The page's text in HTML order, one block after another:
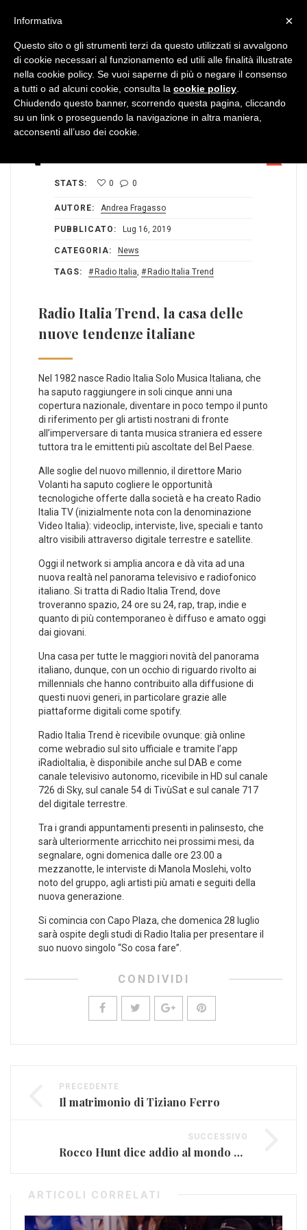
STATS: 0 0
AUTORE: Andrea Fragasso
PUBBLICATO: Lug 16, 2019
CATEGORIA: News
TAGS: Radio Italia Radio Italia Trend
Radio Italia Trend, la casa delle
nuove tendenze italiane
Nel 1982 nasce Radio Italia Solo Musica Italiana, che
ha saputo raggiungere in soli cinque anni una
copertura nazionale, diventare in poco tempo il punto
di riferimento per gli artisti nostrani di fronte
all’imperversare di tanta musica straniera ed essere
tuttora tra le emittenti più ascoltate del Bel Paese.
Alle soglie del nuovo millennio, il direttore Mario
Volanti ha saputo cogliere le opportunità
tecnologiche offerte dalla società e ha creato Radio
Italia TV (inizialmente nota con la denominazione
Video Italia): videoclip, interviste, live, speciali e tanto
altro visibili attraverso digitale terrestre e satellite.
Oggi il network si amplia ancora e dà vita ad una
nuova realtà nel panorama televisivo e radiofonico
italiano. Si tratta di Radio Italia Trend, dove
troveranno spazio, 24 ore su 24, rap, trap, indie e
quanto di più contemporaneo è diffuso e amato oggi
dai giovani.
Una casa per tutte le maggiori novità del panorama
italiano, dunque, con un occhio di riguardo rivolto ai
millennials che hanno contribuito alla diffusione di
questi nuovi generi, in particolare grazie alle
piattaforme digitali come spotify.
Radio Italia Trend è ricevibile ovunque: già online
come webradio sul sito ufficiale e tramite l’app
iRadioItalia, è disponibile anche sul DAB e come
canale televisivo autonomo, ricevibile in HD sul canale
726 di Sky, sul canale 54 di TivùSat e sul canale 717
del digitale terrestre.
Tra i grandi appuntamenti presenti in palinsesto, che
sarà ulteriormente arricchito nei prossimi mesi, da
segnalare, ogni domenica dalle ore 23.00 a
mezzanotte, le interviste di Manola Moslehi, volto
noto del gruppo, agli artisti più amati e seguiti della
nuova generazione.
Si comincia con Capo Plaza, che domenica 28 luglio
sarà ospite degli studi di Radio Italia per presentare il
suo nuovo singolo “So cosa fare”.
CONDIVIDI
PRECEDENTE
Il matrimonio di Tiziano Ferro
SUCCESSIVO
Rocco Hunt dice addio al mondo della musica
ARTICOLI CORRELATI
×
Informativa
Questo sito o gli strumenti terzi da questo utilizzati si avvalgono
di cookie necessari al funzionamento ed utili alle finalità illustrate
nella cookie policy. Se vuoi saperne di più o negare il consenso
a tutti o ad alcuni cookie, consulta la cookie policy
Chiudendo questo banner, scorrendo questa pagina, cliccando
su un link o proseguendo la navigazione in altra maniera,
acconsenti all’uso dei cookie.